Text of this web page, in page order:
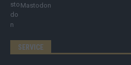
Mastodon
SERVICE